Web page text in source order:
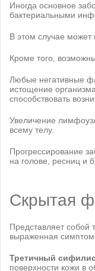
Иногда основное
бактериальными
В этом случае может
Кроме того,
Любые негативные
истощение
способствовать
Увеличение
всему телу.
Прогрессирование
на голове, ресниц и
Скрытая
Представляет собой
выраженная
Третичный
поверхности кожи в